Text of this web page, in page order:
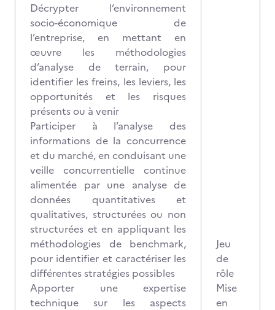
Décrypter l’environnement
socio-économique de
l’entreprise, en mettant en
œuvre les méthodologies
d’analyse de terrain, pour
identifier les freins, les leviers, les
opportunités et les risques
présents ou à venir
Participer à l’analyse des
informations de la concurrence
et du marché, en conduisant une
veille concurrentielle continue
alimentée par une analyse de
données quantitatives et
qualitatives, structurées ou non
structurées et en appliquant les
méthodologies de benchmark,
pour identifier et caractériser les
différentes stratégies possibles
Apporter une expertise
technique sur les aspects
Jeu
de
rôle
Mise
en